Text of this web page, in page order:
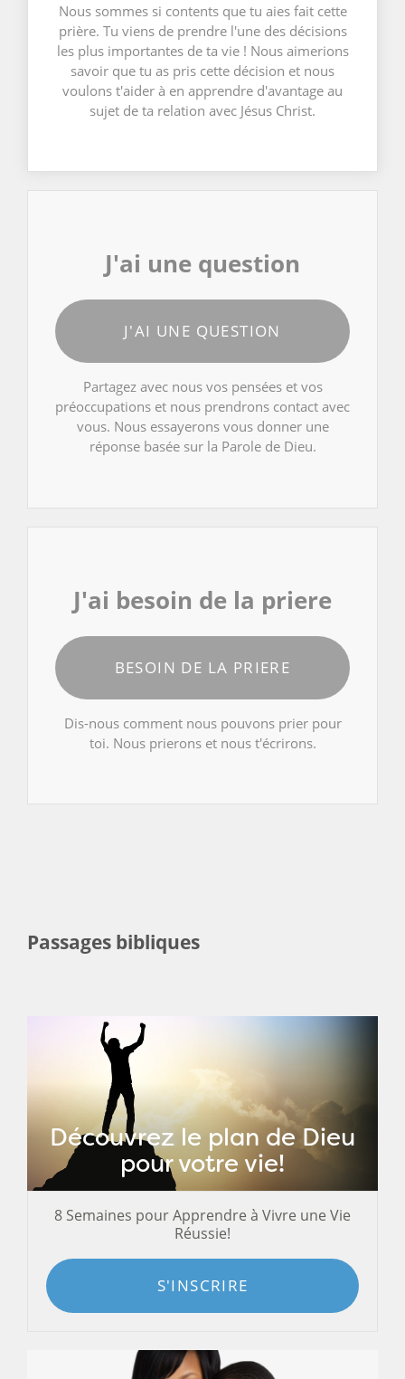
Nous sommes si contents que tu aies fait cette
prière. Tu viens de prendre l'une des décisions
les plus importantes de ta vie ! Nous aimerions
savoir que tu as pris cette décision et nous
voulons t'aider à en apprendre d'avantage au
sujet de ta relation avec Jésus Christ.
J'ai une question
J'AI UNE QUESTION
Partagez avec nous vos pensées et vos
préoccupations et nous prendrons contact avec
vous. Nous essayerons vous donner une
réponse basée sur la Parole de Dieu.
J'ai besoin de la priere
BESOIN DE LA PRIERE
Dis-nous comment nous pouvons prier pour
toi. Nous prierons et nous t'écrirons.
Passages bibliques
Découvrez le plan de Dieu
pour votre vie!
8 Semaines pour Apprendre à Vivre une Vie
Réussie!
S'INSCRIRE